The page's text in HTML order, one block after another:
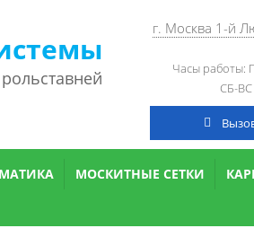
г. Москва 1-й
Часы работы:
СБ-ВС
МОСКИТНЫЕ СЕТКИ